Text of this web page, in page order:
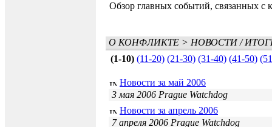
Обзор главных событий, связанных с
О КОНФЛИКТЕ > НОВОСТИ /
(1-10) (11-20) (21-30) (31-40) (41-50)
Новости за май 2006
3 мая 2006 Prague Watchdog
Новости за апрель 2006
7 апреля 2006 Prague Watchdog